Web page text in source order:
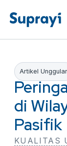
Artikel
di
Pasifik
KUALITAS